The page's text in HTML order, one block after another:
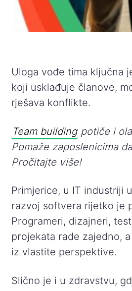
Uloga vođe tima ključna
koji usklađuje članove,
rješava konflikte.
Team buildingpotiče i
Pomaže zaposlenicima
Pročitajte više!
Primjerice, u IT industriji
razvoj softvera rijetko je
Programeri, dizajneri,
projekata rade zajedno,
iz vlastite perspektive.
Slično je i u zdravstvu,